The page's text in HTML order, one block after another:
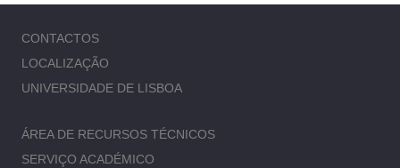
CONTACTOS
LOCALIZAÇÃO
UNIVERSIDADE DE LISBOA
ÁREA DE RECURSOS TÉCNICOS
SERVIÇO ACADÉMICO